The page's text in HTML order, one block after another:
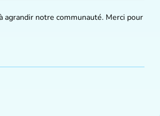
notre communauté. Merci pour